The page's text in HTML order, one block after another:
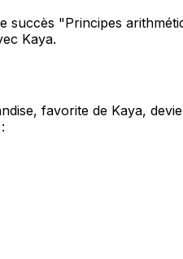
"Principes
Kaya.
favorite de Kaya,